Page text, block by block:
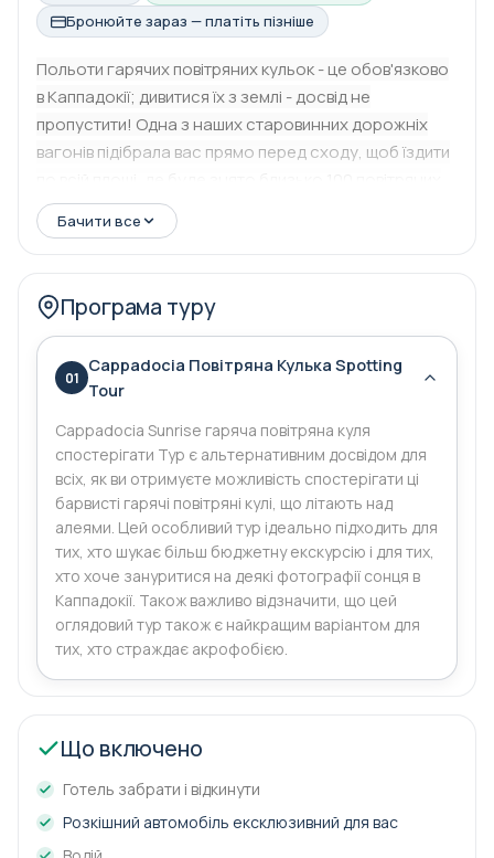
Бронюйте зараз — платіть пізніше
Польоти гарячих повітряних кульок - це обов'язково
в Каппадокії; дивитися їх з землі - досвід не
пропустити! Одна з наших старовинних дорожніх
вагонів підібрала вас прямо перед сходу, щоб їздити
кулі - унікальні фото можливості. Після відключення
ви приведете до одного з панорамних точок
(розташування буде визначено відповідно до вітру).
Бачити все
Програма туру
01
Cappadocia Повітряна Кулька Spotting
Tour
Cappadocia Sunrise гаряча повітряна куля
спостерігати Тур є альтернативним досвідом для
всіх, як ви отримуєте можливість спостерігати ці
барвисті гарячі повітряні кулі, що літають над
алеями. Цей особливий тур ідеально підходить для
тих, хто шукає більш бюджетну екскурсію і для тих,
хто хоче зануритися на деякі фотографії сонця в
Каппадокії. Також важливо відзначити, що цей
оглядовий тур також є найкращим варіантом для
тих, хто страждає акрофобією.
Що включено
Готель забрати і відкинути
Розкішний автомобіль ексклюзивний для вас